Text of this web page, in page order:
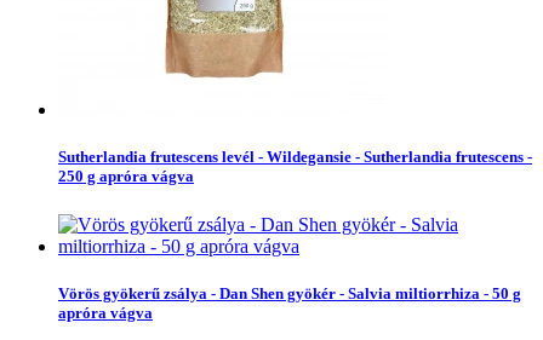
Sutherlandia frutescens levél - Wildegansie - Sutherlandia frutescens -
250 g apróra vágva
Vörös gyökerű zsálya - Dan Shen gyökér - Salvia miltiorrhiza - 50 g
apróra vágva